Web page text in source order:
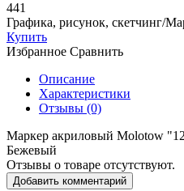
441
Графика, рисунок, скетчинг/
Купить
Избранное Сравнить
Описание
Характеристики
Отзывы (0)
Маркер акриловый Molotow
Бежевый
Отзывы о товаре отсутствуют.
Добавить комментарий